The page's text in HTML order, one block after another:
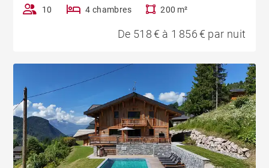
10 4 chambres 200 m²
De 518 € à 1 856 € par nuit